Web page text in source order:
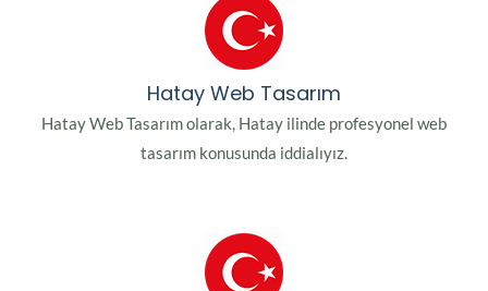
Hatay Web Tasarım
Hatay Web Tasarım olarak, Hatay ilinde profesyonel web
tasarım konusunda iddialıyız.